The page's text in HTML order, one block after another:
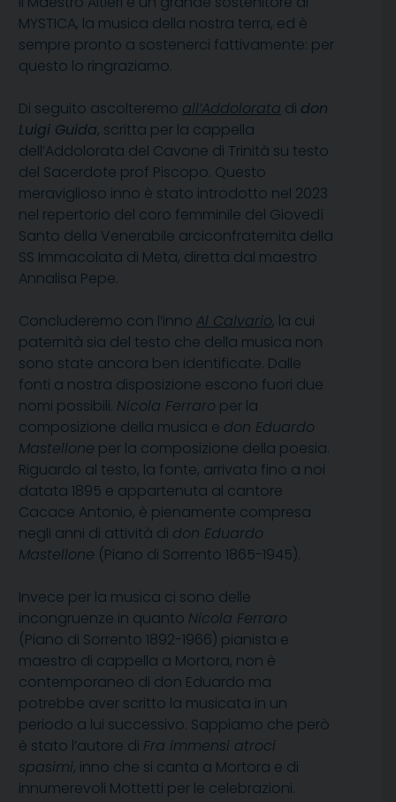
MYSTICA, la musica della nostra terra, ed è
sempre pronto a sostenerci fattivamente: per
questo lo ringraziamo.
Di seguito ascolteremo all’Addolorata di don
Luigi Guida, scritta per la cappella
dell’Addolorata del Cavone di Trinità su testo
del Sacerdote prof Piscopo. Questo
meraviglioso inno è stato introdotto nel 2023
nel repertorio del coro femminile del Giovedì
Santo della Venerabile arciconfraternita della
SS Immacolata di Meta, diretta dal maestro
Annalisa Pepe.
Concluderemo con l’inno Al Calvario, la cui
paternità sia del testo che della musica non
sono state ancora ben identificate. Dalle
fonti a nostra disposizione escono fuori due
nomi possibili. Nicola Ferraro per la
composizione della musica e don Eduardo
Mastellone per la composizione della poesia.
Riguardo al testo, la fonte, arrivata fino a noi
datata 1895 e appartenuta al cantore
Cacace Antonio, è pienamente compresa
negli anni di attività di don Eduardo
Mastellone (Piano di Sorrento 1865-1945).
Invece per la musica ci sono delle
incongruenze in quanto Nicola Ferraro
(Piano di Sorrento 1892-1966) pianista e
maestro di cappella a Mortora, non è
contemporaneo di don Eduardo ma
potrebbe aver scritto la musicata in un
periodo a lui successivo. Sappiamo che però
è stato l’autore di Fra immensi atroci
spasimi, inno che si canta a Mortora e di
innumerevoli Mottetti per le celebrazioni.